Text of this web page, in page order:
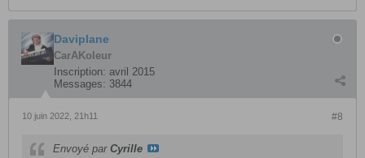
Daviplane
CarAKoleur
Inscription: avril 2015
Messages: 3844
#8
10 juin 2022, 21h11
Envoyé par Cyrille